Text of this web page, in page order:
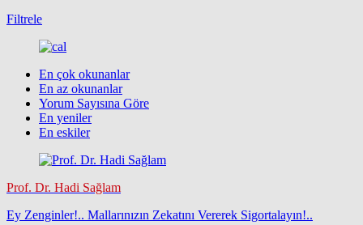
Filtrele
En çok okunanlar
En az okunanlar
Yorum Sayısına Göre
En yeniler
En eskiler
Prof. Dr. Hadi Sağlam
Ey Zenginler!.. Mallarınızın Zekatını Vererek Sigortalayın!..